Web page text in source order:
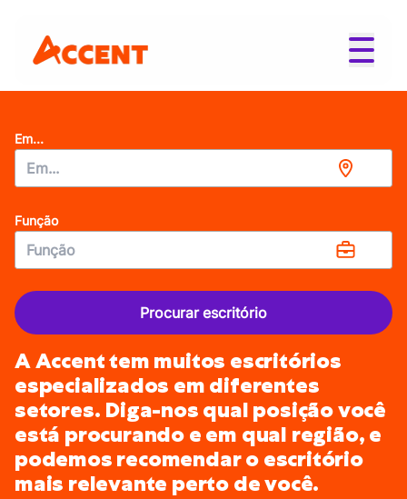
Em...
Função
Procurar escritório
A Accent tem muitos escritórios
especializados em diferentes
setores. Diga-nos qual posição você
está procurando e em qual região, e
podemos recomendar o escritório
mais relevante perto de você.